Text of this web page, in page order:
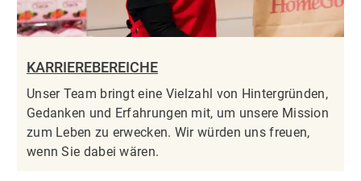
KARRIEREBEREICHE
Unser Team bringt eine Vielzahl von Hintergründen,
Gedanken und Erfahrungen mit, um unsere Mission
zum Leben zu erwecken. Wir würden uns freuen,
wenn Sie dabei wären.